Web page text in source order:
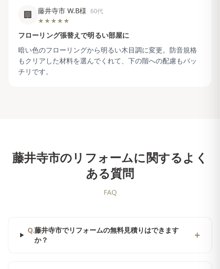
🏢 藤井寺市 W.B様 60代
★★★★★
フローリング張替えで明るい部屋に
暗い色のフローリングから明るい木目調に変更。防音規格
もクリアした材料を選んでくれて、下の階への配慮もバッ
チリです。
藤井寺市のリフォームに関するよく
ある質問
FAQ
Q.藤井寺市でリフォームの無料見積りはできます
か？
+